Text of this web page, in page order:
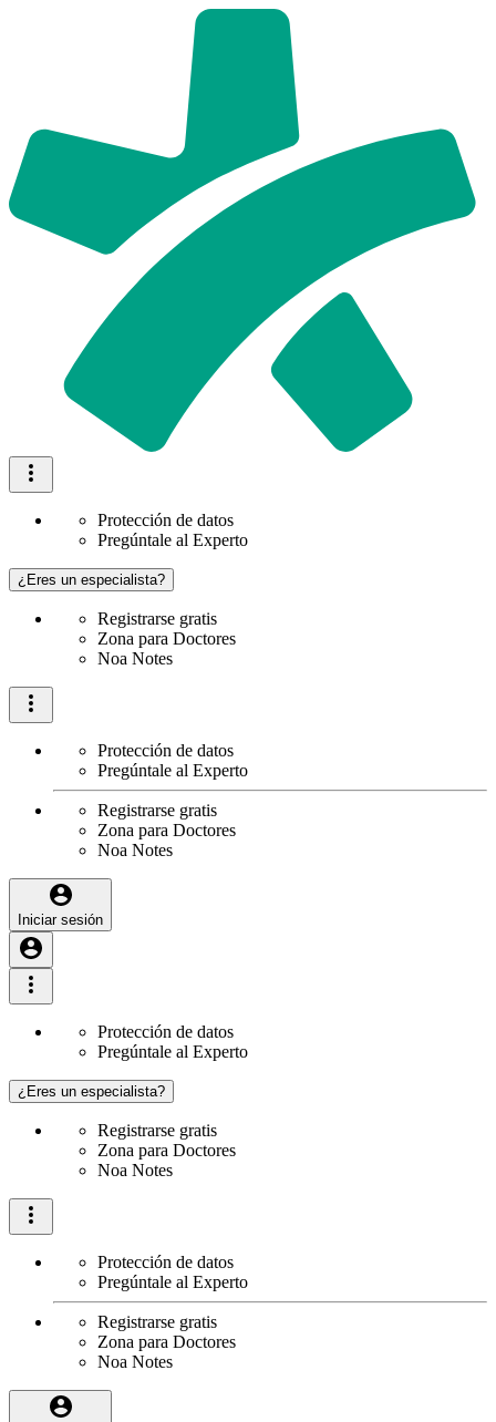
Protección de datos
Pregúntale al Experto
¿Eres un especialista?
Registrarse gratis
Zona para Doctores
Noa Notes
Protección de datos
Pregúntale al Experto
Registrarse gratis
Zona para Doctores
Noa Notes
Iniciar sesión
Protección de datos
Pregúntale al Experto
¿Eres un especialista?
Registrarse gratis
Zona para Doctores
Noa Notes
Protección de datos
Pregúntale al Experto
Registrarse gratis
Zona para Doctores
Noa Notes